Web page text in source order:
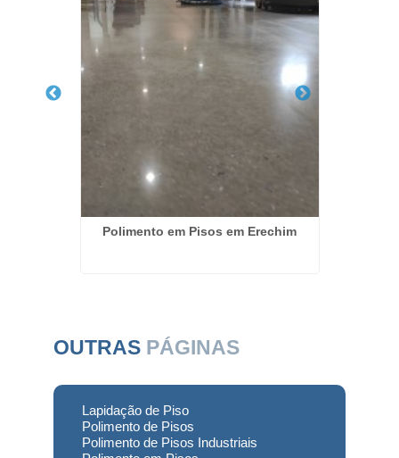
Polimento em Pisos em Erechim
OUTRAS PÁGINAS
Lapidação de Piso
Polimento de Pisos
Polimento de Pisos Industriais